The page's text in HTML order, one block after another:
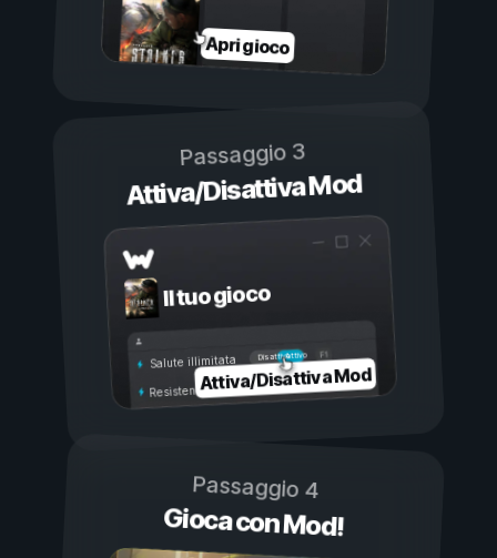
Apri gioco
Passaggio 3
Attiva/Disattiva Mod
Il tuo gioco
Attivo
Disattivo
Salute illimitata
Resistenza illimitata
Attiva/Disattiva Mod
Passaggio 4
Gioca con Mod!